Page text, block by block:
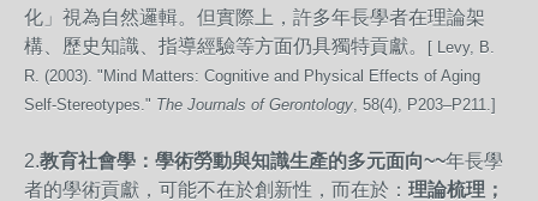
化」視為自然邏輯。但實際上，許多年長學者在理論架
構、歷史知識、指導經驗等方面仍具獨特貢獻。
[ Levy, B.
R. (2003). "Mind Matters: Cognitive and Physical Effects of Aging
Self-Stereotypes." The Journals of Gerontology, 58(4), P203–P211.]
2.教育社會學：學術勞動與知識生產的多元面向~~年長學
者的學術貢獻，可能不在於創新性，而在於： 理論梳理；